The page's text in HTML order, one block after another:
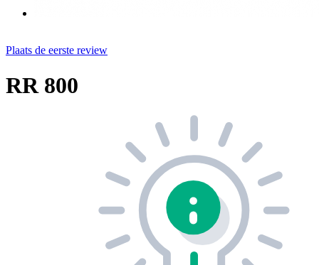
Plaats de eerste review
RR 800